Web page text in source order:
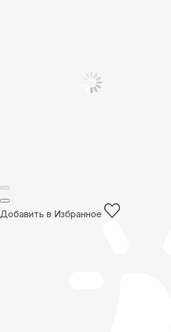
Добавить в Избранное